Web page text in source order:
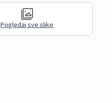
Pogledaj sve slike